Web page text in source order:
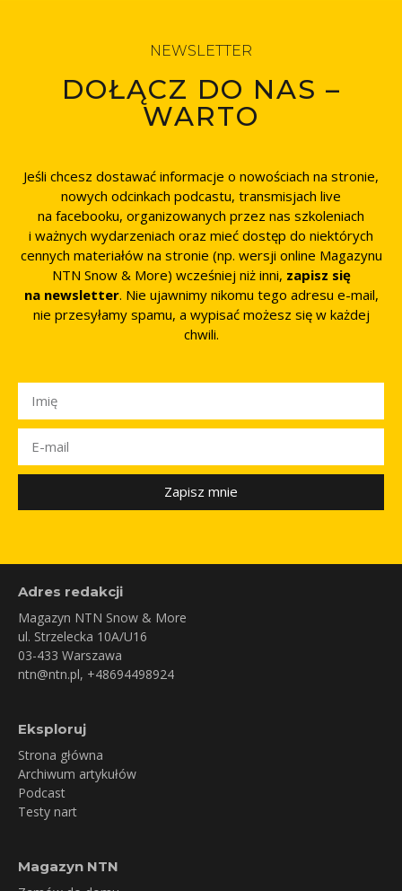
NEWSLETTER
DOŁĄCZ DO NAS –
WARTO
Jeśli chcesz dostawać informacje o nowościach na stronie,
nowych odcinkach podcastu, transmisjach live
na facebooku, organizowanych przez nas szkoleniach
i ważnych wydarzeniach oraz mieć dostęp do niektórych
cennych materiałów na stronie (np. wersji online Magazynu
NTN Snow & More) wcześniej niż inni, zapisz się
na newsletter. Nie ujawnimy nikomu tego adresu e-mail,
nie przesyłamy spamu, a wypisać możesz się w każdej
chwili.
Zapisz mnie
Adres redakcji
Magazyn NTN Snow & More
ul. Strzelecka 10A/U16
03-433 Warszawa
ntn@ntn.pl, +48694498924
Eksploruj
Strona główna
Archiwum artykułów
Podcast
Testy nart
Magazyn NTN